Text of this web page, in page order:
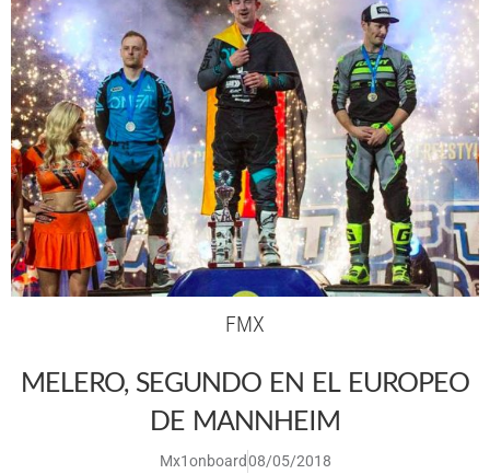
FMX
MELERO, SEGUNDO EN EL EUROPEO
DE MANNHEIM
Mx1onboard08/05/2018